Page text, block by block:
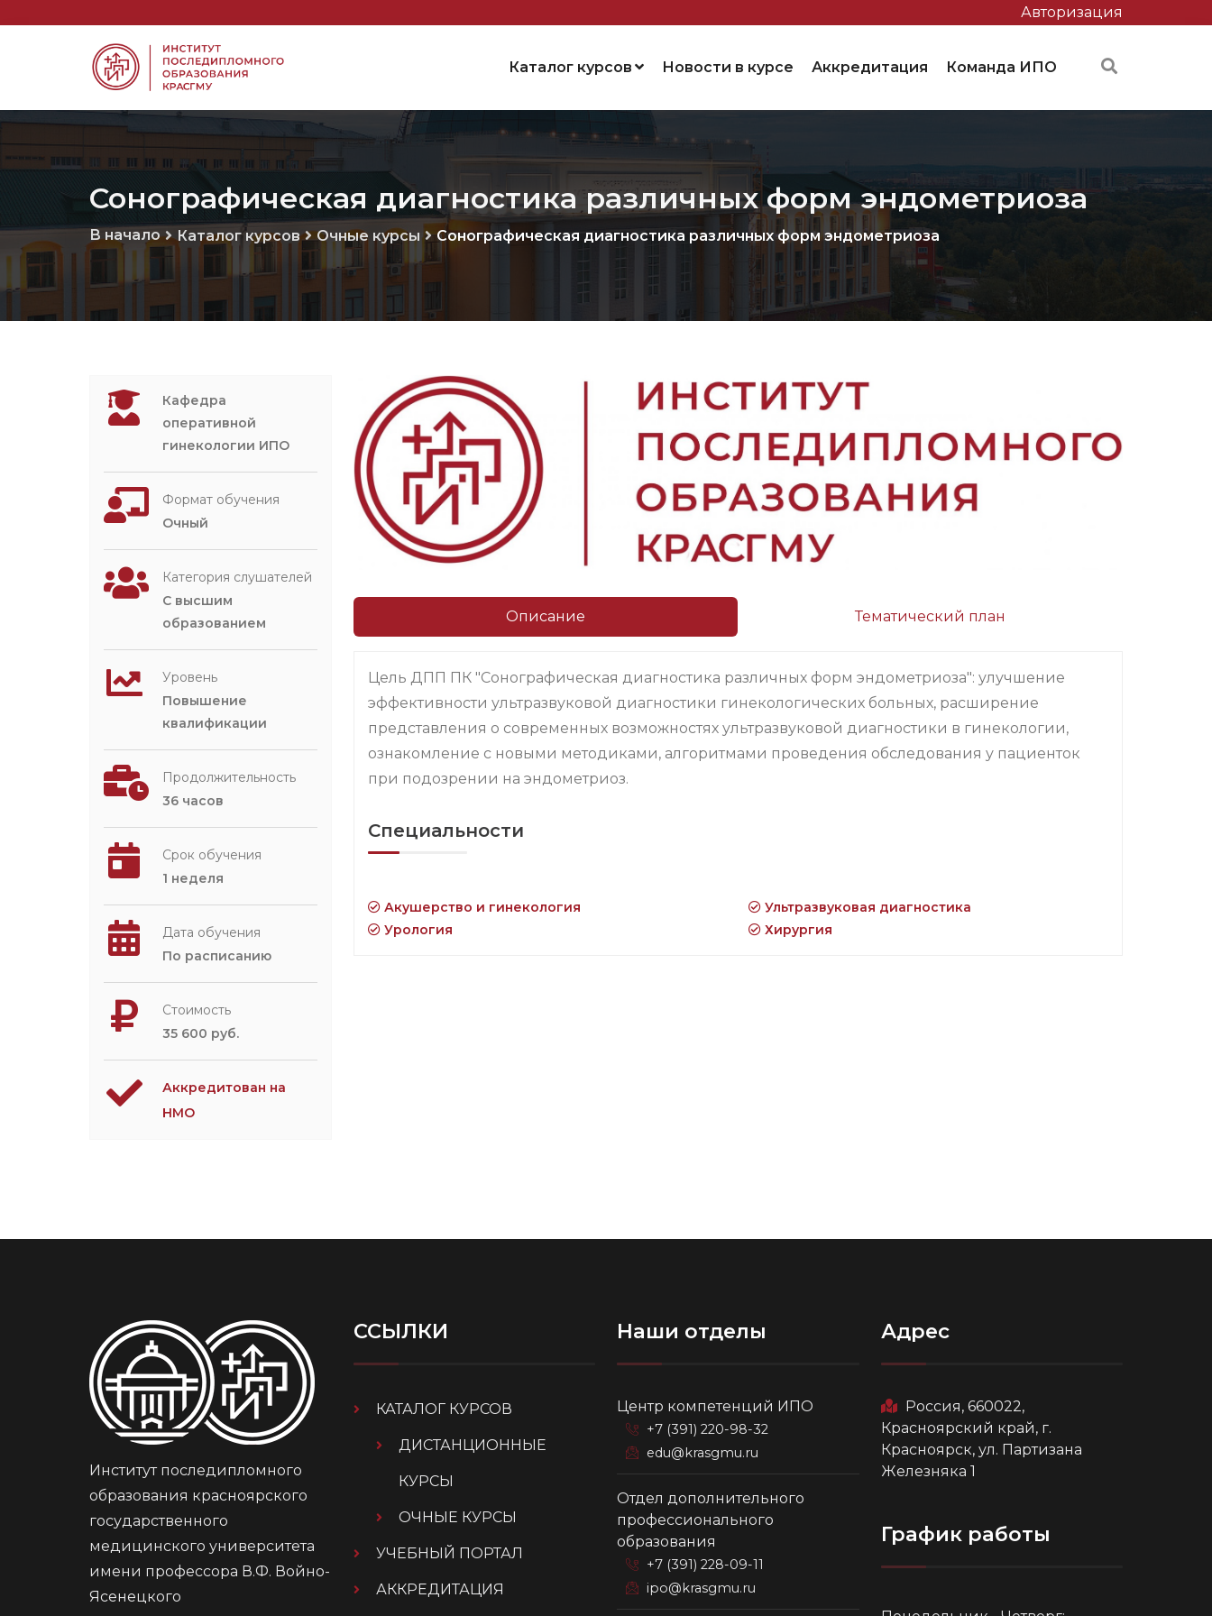
Авторизация
Каталог курсов Новости в курсе Аккредитация Команда ИПО
Сонографическая диагностика различных форм эндометриоза
В начало Каталог курсов Очные курсы Сонографическая диагностика различных форм эндометриоза
Кафедра
оперативной
гинекологии ИПО
Формат обучения
Очный
Категория слушателей
С высшим
образованием
Уровень
Повышение
квалификации
Продолжительность
36 часов
Срок обучения
1 неделя
Дата обучения
По расписанию
Стоимость
35 600 руб.
Аккредитован на
НМО
Описание Тематический план
Цель ДПП ПК "Сонографическая диагностика различных форм эндометриоза": улучшение
эффективности ультразвуковой диагностики гинекологических больных, расширение
представления о современных возможностях ультразвуковой диагностики в гинекологии,
ознакомление с новыми методиками, алгоритмами проведения обследования у пациенток
при подозрении на эндометриоз.
Специальности
Акушерство и гинекология
Ультразвуковая диагностика
Урология
Хирургия
Институт последипломного
образования красноярского
государственного
медицинского университета
имени профессора В.Ф. Войно-
Ясенецкого
ССЫЛКИ
КАТАЛОГ КУРСОВ
ДИСТАНЦИОННЫЕ
КУРСЫ
ОЧНЫЕ КУРСЫ
УЧЕБНЫЙ ПОРТАЛ
АККРЕДИТАЦИЯ
Наши отделы
Центр компетенций ИПО
+7 (391) 220-98-32
edu@krasgmu.ru
Отдел дополнительного
профессионального
образования
+7 (391) 228-09-11
ipo@krasgmu.ru
Адрес
Россия, 660022,
Красноярский край, г.
Красноярск, ул. Партизана
Железняка 1
График работы